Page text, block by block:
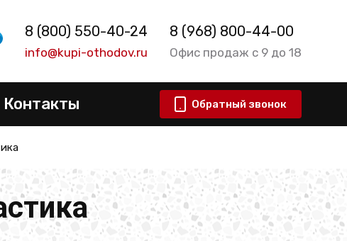
8 (800) 550-40-24
info@kupi-othodov.ru
8 (968) 800-44-00
Офис продаж с 9 до 18
Контакты Обратный звонок